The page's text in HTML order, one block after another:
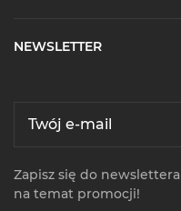
NEWSLETTER
Zapisz się do
na temat promocji!